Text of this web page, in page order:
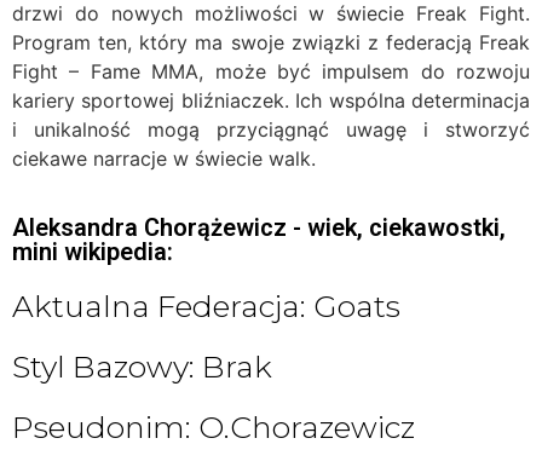
drzwi do nowych możliwości w świecie Freak Fight.
Program ten, który ma swoje związki z federacją Freak
Fight – Fame MMA, może być impulsem do rozwoju
kariery sportowej bliźniaczek. Ich wspólna determinacja
i unikalność mogą przyciągnąć uwagę i stworzyć
ciekawe narracje w świecie walk.
Aleksandra Chorążewicz - wiek, ciekawostki,
mini wikipedia:
Aktualna Federacja: Goats
Styl Bazowy: Brak
Pseudonim: O.chorazewicz